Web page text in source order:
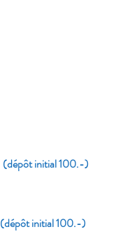
(dépôt initial 100.-)
(dépôt initial 100.-)